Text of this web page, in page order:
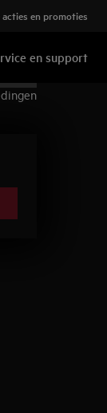
en promoties
en support